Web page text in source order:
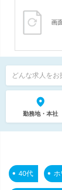
画
どんな求人をお
勤務地・本社
40代